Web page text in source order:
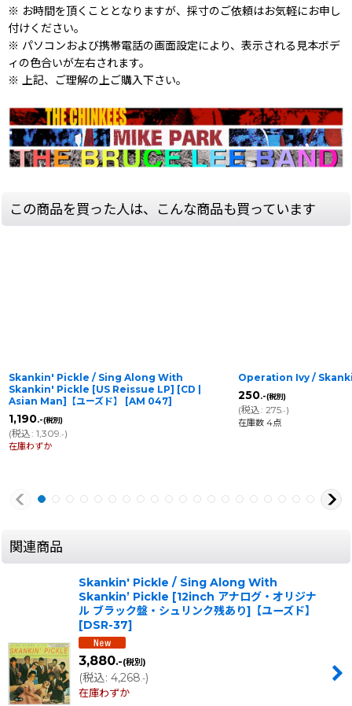
※ お時間を頂くこととなりますが、採寸のご依頼はお気軽にお申し
付けください。
※ パソコンおよび携帯電話の画面設定により、表示される見本ボデ
ィの色合いが左右されます。
※ 上記、ご理解の上ご購入下さい。
この商品を買った人は、こんな商品も買っています
Skankin' Pickle / Sing Along With
Skankin' Pickle [US Reissue LP] [CD |
Asian Man]【ユーズド】
[AM 047]
1,190.-(税別)
(税込: 1,309 .-)
在庫わずか
Operation Ivy /
250.-(税別)
(税込: 275.-)
在庫数 4点
関連商品
Skankin' Pickle / Sing Along With
Skankin’ Pickle [12inch アナログ・オリジナ
ル ブラック盤・シュリンク残あり]【ユーズド】
[DSR-37]
3,880.-(税別)
(税込: 4,268.-)
在庫わずか